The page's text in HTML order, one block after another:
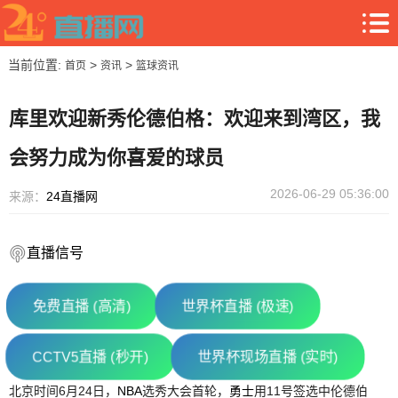
当前位置: 首页> 资讯> 篮球资讯
库里欢迎新秀伦德伯格：欢迎来到湾区，我
会努力成为你喜爱的球员
来源： 24直播网 2026-06-29 05:36:00
直播信号
免费直播 (高清) 世界杯直播 (极速)
CCTV5直播 (秒开) 世界杯现场直播 (实时)
北京时间6月24日， NBA选秀大会首轮， 勇士用11号签选中伦德伯